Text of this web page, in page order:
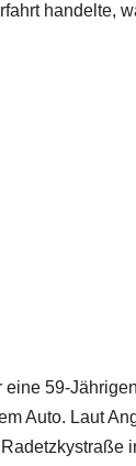
handelte,
eine 59-
Auto. Laut